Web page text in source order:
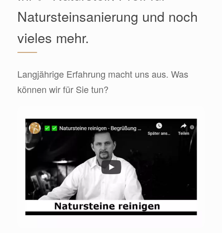
Natursteinsanierung und noch
vieles mehr.
Langjährige Erfahrung macht uns aus. Was
können wir für Sie tun?